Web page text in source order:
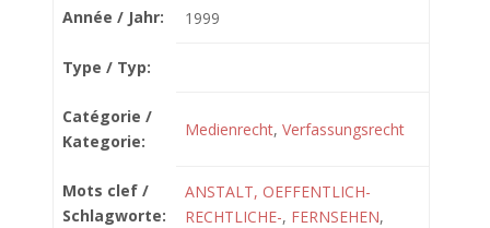
Année / Jahr: 1999
Type / Typ:
Catégorie /
Kategorie:
Medienrecht, Verfassungsrecht
Mots clef /
Schlagworte:
ANSTALT, OEFFENTLICH-
RECHTLICHE-, FERNSEHEN,